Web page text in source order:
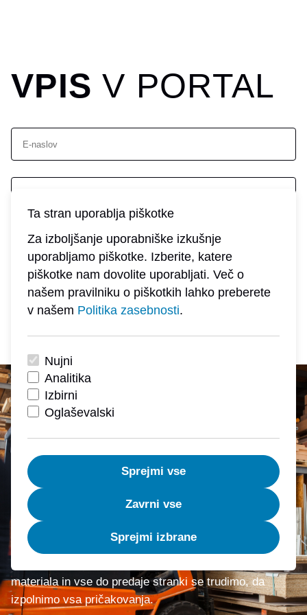
Ta stran uporablja piškotke
Za izboljšanje uporabniške izkušnje
uporabljamo piškotke. Izberite, katere
piškotke nam dovolite uporabljati. Več o
našem pravilniku o piškotkih lahko preberete
v našem Politika zasebnosti.
Nujni
Analitika
Izbirni
Oglaševalski
Sprejmi vse
Zavrni vse
Sprejmi izbrane
VPIS V PORTAL
Geslo
Prijava
Pozabljeno geslo?
Zaupanja vredni že več kot 75 let
materiala in vse do predaje stranki se trudimo, da
izpolnimo vsa pričakovanja.